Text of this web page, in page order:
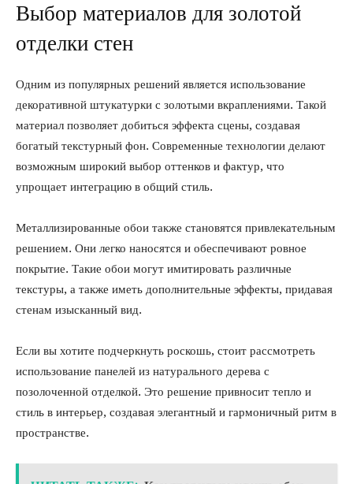
Выбор материалов для золотой
отделки стен
Одним из популярных решений является использование
декоративной штукатурки с золотыми вкраплениями. Такой
материал позволяет добиться эффекта сцены, создавая
богатый текстурный фон. Современные технологии делают
возможным широкий выбор оттенков и фактур, что
упрощает интеграцию в общий стиль.
Металлизированные обои также становятся привлекательным
решением. Они легко наносятся и обеспечивают ровное
покрытие. Такие обои могут имитировать различные
текстуры, а также иметь дополнительные эффекты, придавая
стенам изысканный вид.
Если вы хотите подчеркнуть роскошь, стоит рассмотреть
использование панелей из натурального дерева с
позолоченной отделкой. Это решение привносит тепло и
стиль в интерьер, создавая элегантный и гармоничный ритм в
пространстве.